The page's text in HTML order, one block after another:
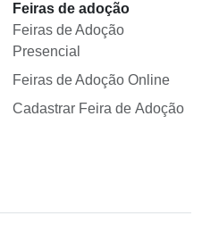
Feiras de adoção
Feiras de Adoção
Presencial
Feiras de Adoção Online
Cadastrar Feira de Adoção